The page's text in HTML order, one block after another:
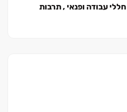
עבודה ופנאי , תרבות
והשקט ופותח בפניכם
ופנאי, אטרקציות תיירותיות,